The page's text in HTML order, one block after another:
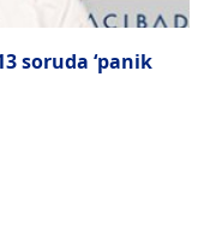
soruda ‘panik